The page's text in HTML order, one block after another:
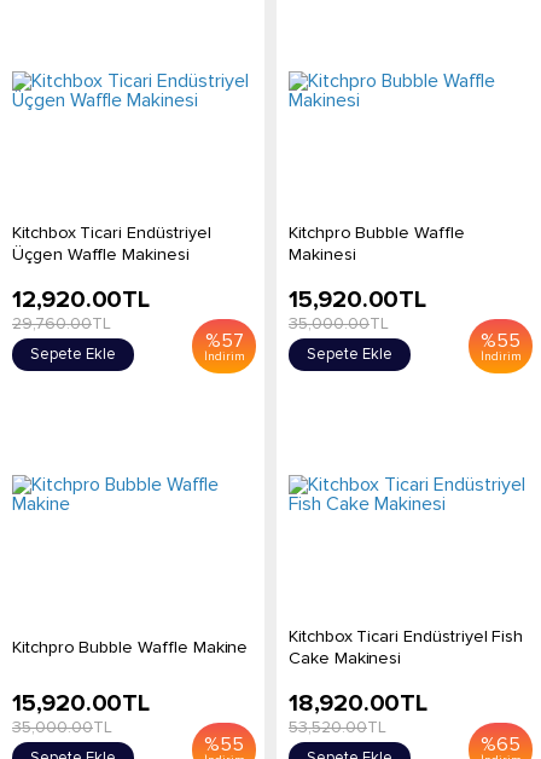
Kitchbox Ticari Endüstriyel
Üçgen Waffle Makinesi
%57
İndirim
12,920.00TL
29,760.00TL
Sepete Ekle
Kitchpro Bubble Waffle
Makinesi
%55
İndirim
15,920.00TL
35,000.00TL
Sepete Ekle
Kitchpro Bubble Waffle Makine
%55
15,920.00TL
35,000.00TL
Kitchbox Ticari Endüstriyel Fish
Cake Makinesi
%65
18,920.00TL
53,520.00TL